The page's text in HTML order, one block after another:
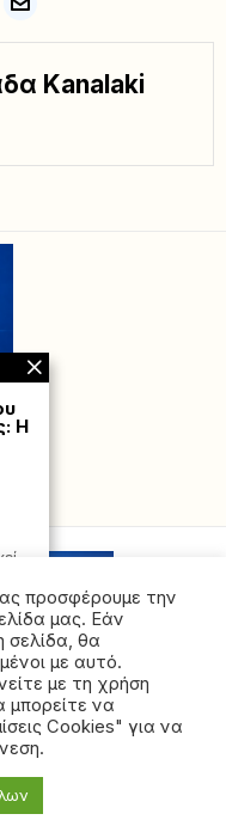
Kanalaki
ρητά η
έγγραφη άδεια
προσφέρουμε την
μας. Εάν
σελίδα, θα
με αυτό.
με τη χρήση
να
Cookies" για να
Η
σε